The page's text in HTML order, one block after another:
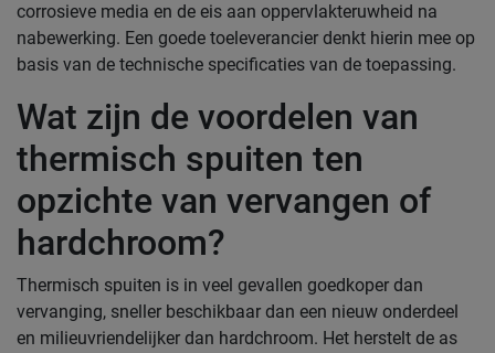
corrosieve media en de eis aan oppervlakteruwheid na
nabewerking. Een goede toeleverancier denkt hierin mee op
basis van de technische specificaties van de toepassing.
Wat zijn de voordelen van
thermisch spuiten ten
opzichte van vervangen of
hardchroom?
Thermisch spuiten is in veel gevallen goedkoper dan
vervanging, sneller beschikbaar dan een nieuw onderdeel
en milieuvriendelijker dan hardchroom. Het herstelt de as